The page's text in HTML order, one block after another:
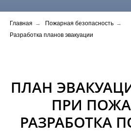
Главная → Пожарная безопасность →
Разработка планов эвакуации
ПЛАН
ПРИ
РАЗРАБОТКА